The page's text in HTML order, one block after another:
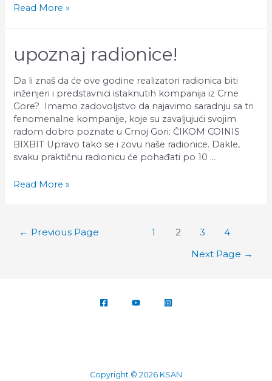
KONKURS:
5!
Read More »
upoznaj radionice!
Da li znaš da će ove godine realizatori radionica biti
inženjeri i predstavnici istaknutih kompanija iz Crne
Gore? Imamo zadovoljstvo da najavimo saradnju sa tri
fenomenalne kompanije, koje su zavaljujući svojim
radom dobro poznate u Crnoj Gori: ČIKOM COINIS
BIXBIT Upravo tako se i zovu naše radionice. Dakle,
svaku praktičnu radionicu će pohađati po 10 …
Upoznaj
Read More »
← Previous Page 1 2 3
4
Next Page →
Copyright © 2026 KSAN